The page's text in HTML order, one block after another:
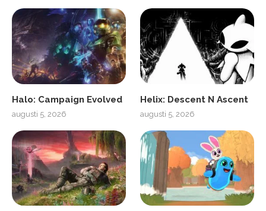
Halo: Campaign Evolved
augusti 5, 2026
Helix: Descent N Ascent
augusti 5, 2026